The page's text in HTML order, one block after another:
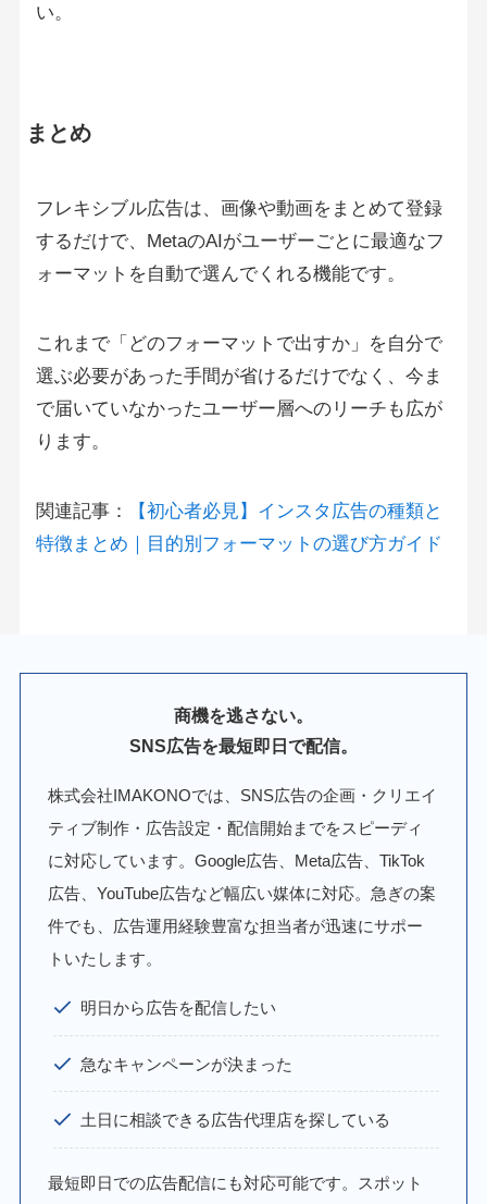
い。
まとめ
フレキシブル広告は、画像や動画をまとめて登録
するだけで、MetaのAIがユーザーごとに最適なフ
ォーマットを自動で選んでくれる機能です。
これまで「どのフォーマットで出すか」を自分で
選ぶ必要があった手間が省けるだけでなく、今ま
で届いていなかったユーザー層へのリーチも広が
ります。
関連記事：
【初心者必見】インスタ広告の種類と
特徴まとめ｜目的別フォーマットの選び方ガイド
商機を逃さない。
SNS広告を最短即日で配信。
株式会社IMAKONOでは、SNS広告の企画・クリエイ
ティブ制作・広告設定・配信開始までをスピーディ
に対応しています。Google広告、Meta広告、TikTok
広告、YouTube広告など幅広い媒体に対応。急ぎの案
件でも、広告運用経験豊富な担当者が迅速にサポー
トいたします。
明日から広告を配信したい
急なキャンペーンが決まった
土日に相談できる広告代理店を探している
最短即日での広告配信にも対応可能です。スポット